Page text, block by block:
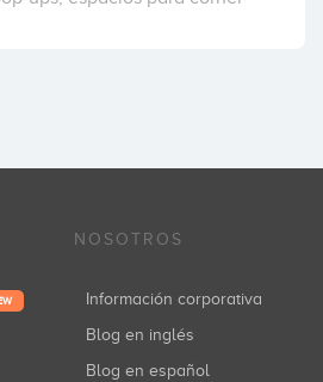
NOSOTROS
Información corporativa
Blog en inglés
Blog en español